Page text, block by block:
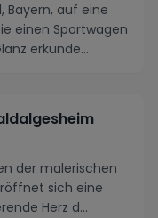
Bayern, auf eine
einen Sportwagen
erkunde...
der malerischen
sich eine
Herz d...